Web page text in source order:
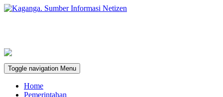
Toggle navigation Menu
Home
Pemerintahan